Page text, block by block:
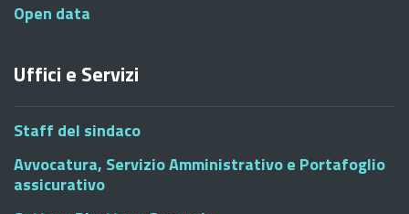
Open data
Uffici e Servizi
Staff del sindaco
Avvocatura, Servizio Amministrativo e Portafoglio
assicurativo